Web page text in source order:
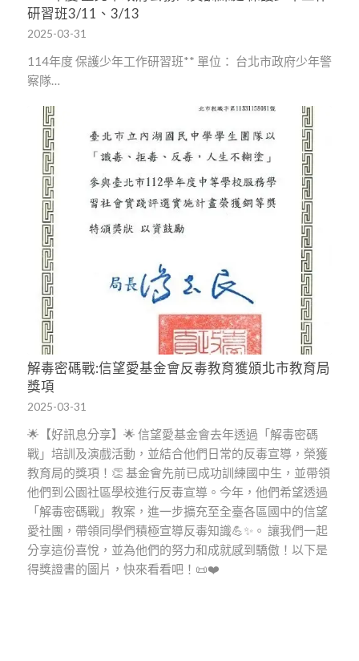
研習班3/11、3/13
2025-03-31
114年度 保護少年工作研習班** 單位： 台北市政府少年警
察隊…
解毒密碼戰:信望愛基金會反毒教育獲頒北市教育局
獎項
2025-03-31
🌟【好訊息分享】🌟 信望愛基金會去年透過「解毒密碼
戰」培訓及演戲活動，並結合他們日常的反毒宣導，榮獲
教育局的獎項！👏 基金會先前已成功訓練國中生，並帶領
他們到公園社區學校進行反毒宣導。今年，他們希望透過
「解毒密碼戰」教案，進一步擴充至全臺各區國中的信望
愛社團，帶領同學們積極宣導反毒知識💪✨。 讓我們一起
分享這份喜悅，並為他們的努力和成就感到驕傲！以下是
得獎證書的圖片，快來看看吧！📜❤️